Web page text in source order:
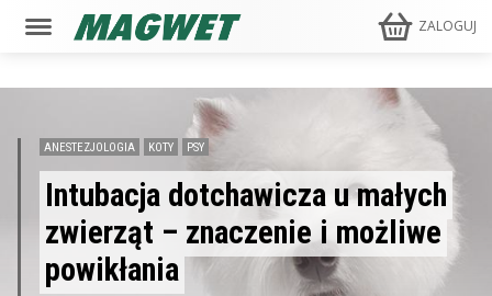
ZALOGUJ
ANESTEZJOLOGIA KOTY PSY
Intubacja dotchawicza u małych
zwierząt – znaczenie i możliwe
powikłania